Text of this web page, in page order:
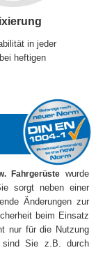
in jeder
heftigen
Fahrgerüstewurde
sorgt neben einer
Änderungen zur
beim Einsatz
nur für die Nutzung
Sie z.B. durch